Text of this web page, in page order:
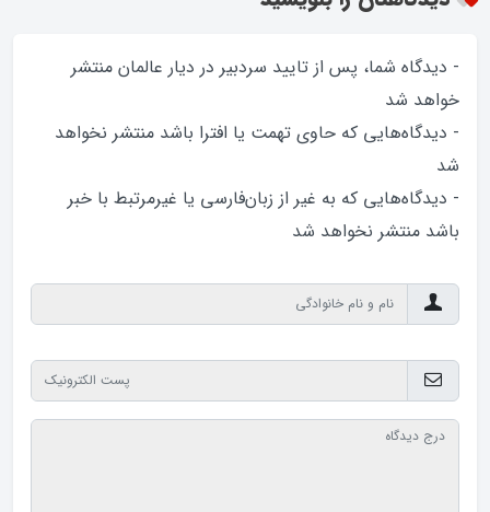
- دیدگاه شما، پس از تایید سردبیر در دیار عالمان منتشر
خواهد‌ شد
- دیدگاه‌هایی که حاوی تهمت یا افترا باشد منتشر نخواهد‌
شد
- دیدگاه‌هایی که به غیر از زبان‌فارسی یا غیرمرتبط با خبر
باشد منتشر نخواهد‌ شد